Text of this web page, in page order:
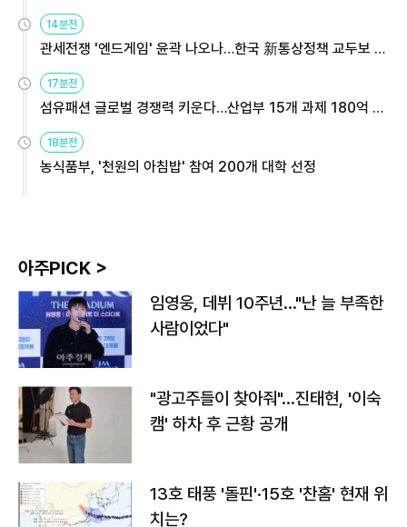
14분전
관세전쟁 '엔드게임' 윤곽 나오나…한국 新통상정책 교두보 활
용해야
17분전
섬유패션 글로벌 경쟁력 키운다…산업부 15개 과제 180억 지
원
18분전
농식품부, '천원의 아침밥' 참여 200개 대학 선정
아주PICK >
임영웅, 데뷔 10주년…"난 늘 부족한
사람이었다"
"광고주들이 찾아줘"…진태현, '이숙
캠' 하차 후 근황 공개
13호 태풍 '돌핀'·15호 '찬홈' 현재 위
치는?